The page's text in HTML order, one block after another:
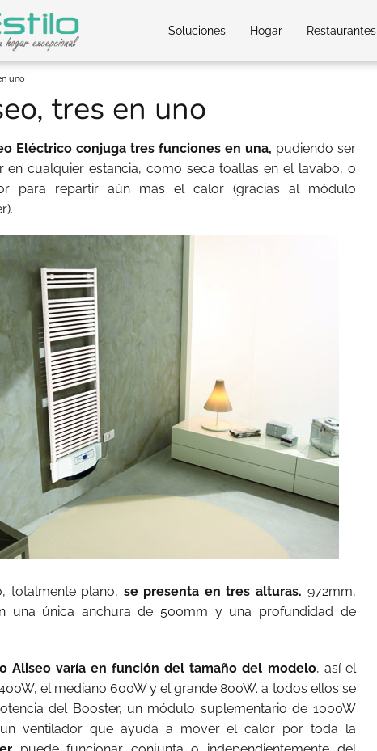
Soluciones Hogar Restaurantes
uno
tres en uno
Eléctrico conjuga tres funciones en una, pudiendo ser
en cualquier estancia, como seca toallas en el lavabo, o
para repartir aún más el calor (gracias al módulo
totalmente plano, se presenta en tres alturas. 972mm,
una única anchura de 500mm y una profundidad de
Aliseo varía en función del tamaño del modelo, así el
el mediano 600W y el grande 800W. a todos ellos se
del Booster, un módulo suplementario de 1000W
ventilador que ayuda a mover el calor por toda la